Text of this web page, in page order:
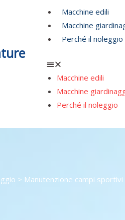
Macchine edili
Macchine
Perché il noleggio
Menu
Macchine edili
Macchine
Perché il noleggio
> Manutenzione campi sportivi